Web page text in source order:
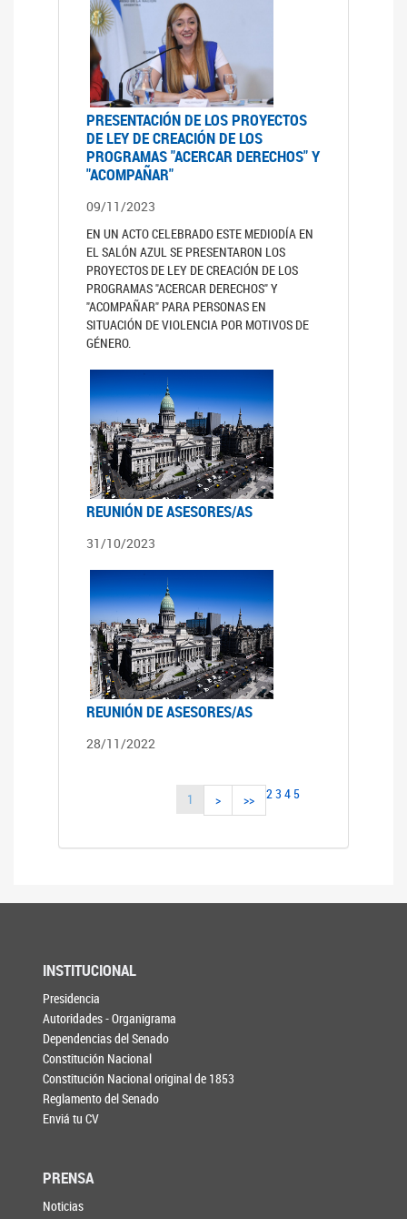
PRESENTACIÓN DE LOS PROYECTOS
DE LEY DE CREACIÓN DE LOS
PROGRAMAS "ACERCAR DERECHOS" Y
"ACOMPAÑAR"
09/11/2023
EN UN ACTO CELEBRADO ESTE MEDIODÍA EN
EL SALÓN AZUL SE PRESENTARON LOS
PROYECTOS DE LEY DE CREACIÓN DE LOS
PROGRAMAS "ACERCAR DERECHOS" Y
"ACOMPAÑAR" PARA PERSONAS EN
SITUACIÓN DE VIOLENCIA POR MOTIVOS DE
GÉNERO.
REUNIÓN DE ASESORES/AS
31/10/2023
REUNIÓN DE ASESORES/AS
28/11/2022
1 23 4 5
> >>
INSTITUCIONAL
Presidencia
Autoridades - Organigrama
Dependencias del Senado
Constitución Nacional
Constitución Nacional original de 1853
Reglamento del Senado
Enviá tu CV
PRENSA
Noticias